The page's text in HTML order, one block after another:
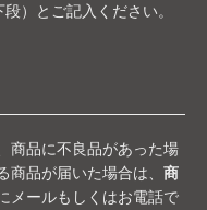
）とご記入ください。
商品に不良品があった場
商品が届いた場合は、 商
メールもしくはお電話で